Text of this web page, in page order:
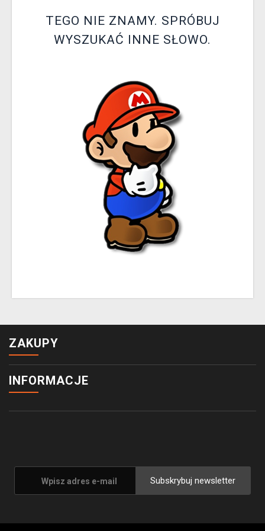
XZONE KLUBTEGO NIE ZNAMY. SPRÓBUJ
WYSZUKAĆ INNE SŁOWO.
ZAKUPY
INFORMACJE
Subskrybuj newsletter